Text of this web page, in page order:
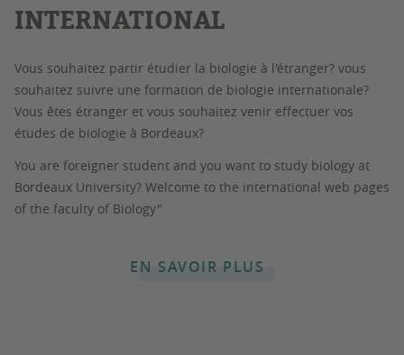
INTERNATIONAL
Vous souhaitez partir étudier la biologie à l'étranger? vous
souhaitez suivre une formation de biologie internationale?
Vous êtes étranger et vous souhaitez venir effectuer vos
études de biologie à Bordeaux?
You are foreigner student and you want to study biology at
Bordeaux University? Welcome to the international web pages
of the faculty of Biology"
EN SAVOIR PLUS